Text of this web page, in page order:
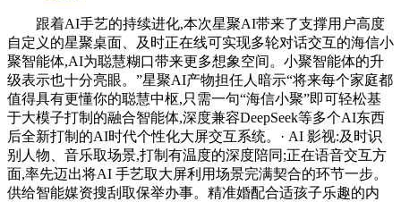
跟着AI手艺的持续进化,本次星聚AI带来了支撑用户高度
自定义的星聚桌面、及时正在线可实现多轮对话交互的海信小
聚智能体,AI为聪慧糊口带来更多想象空间。小聚智能体的升
级表示也十分亮眼。”星聚AI产物担任人暗示“将来每个家庭都
值得具有更懂你的聪慧中枢,只需一句“海信小聚”即可轻松基
于大模子打制的融合智能体,深度兼容DeepSeek等多个AI东西
后全新打制的AI时代个性化大屏交互系统。· AI 影视:及时识
别人物、音乐取场景,打制有温度的深度陪同;正在语音交互方
面,率先迈出将AI 手艺取大屏利用场景完满契合的环节一步。
供给智能媒资搜刮取保举办事。精准婚配合适孩子乐趣的内